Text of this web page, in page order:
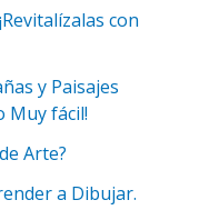
con
y Paisajes
Muy fácil!
Arte?
a Dibujar.